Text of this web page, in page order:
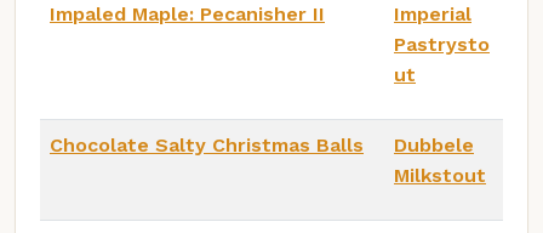
Impaled Maple: Pecanisher II
Imperial
Pastrysto
ut
Chocolate Salty Christmas Balls
Dubbele
Milkstout